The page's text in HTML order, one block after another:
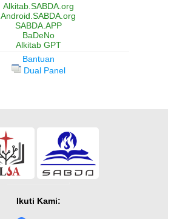
Alkitab.SABDA.org
Android.SABDA.org
SABDA.APP
BaDeNo
Alkitab GPT
Bantuan
Dual Panel
Ikuti Kami: